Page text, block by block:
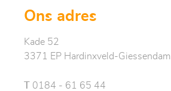
Ons adres
Kade 52
3371 EP Hardinxveld-Giessendam
0184 - 61 65 44